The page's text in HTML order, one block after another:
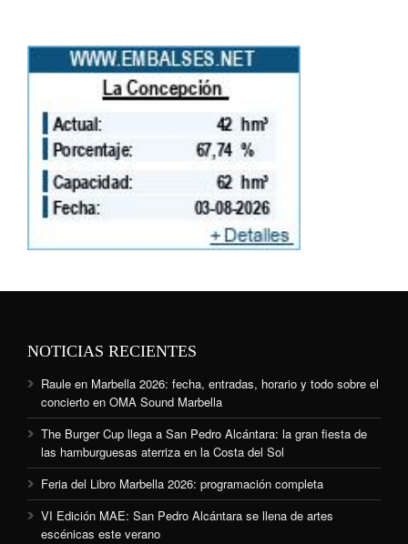
NOTICIAS RECIENTES
Raule en Marbella 2026: fecha, entradas, horario y todo sobre el
concierto en OMA Sound Marbella
The Burger Cup llega a San Pedro Alcántara: la gran fiesta de
las hamburguesas aterriza en la Costa del Sol
Feria del Libro Marbella 2026: programación completa
VI Edición MAE: San Pedro Alcántara se llena de artes
escénicas este verano